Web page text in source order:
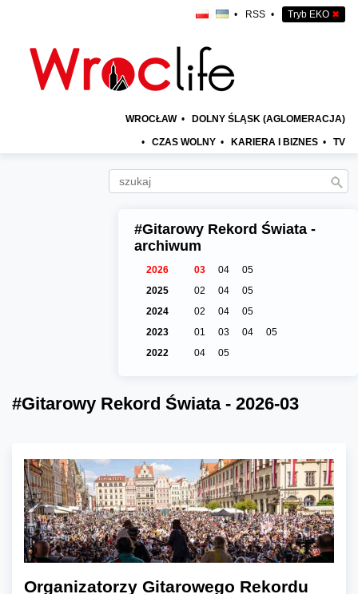
• RSS • Tryb EKO ✖
WROCŁAW • DOLNY ŚLĄSK (AGLOMERACJA)
• CZAS WOLNY • KARIERA I BIZNES • TV
#Gitarowy Rekord Świata -
archiwum
2026 03 04
05
2025
02 04
05
2024
02 04
05
2023
01 03 04
05
2022
04 05
#Gitarowy Rekord Świata - 2026-03
Organizatorzy Gitarowego Rekordu